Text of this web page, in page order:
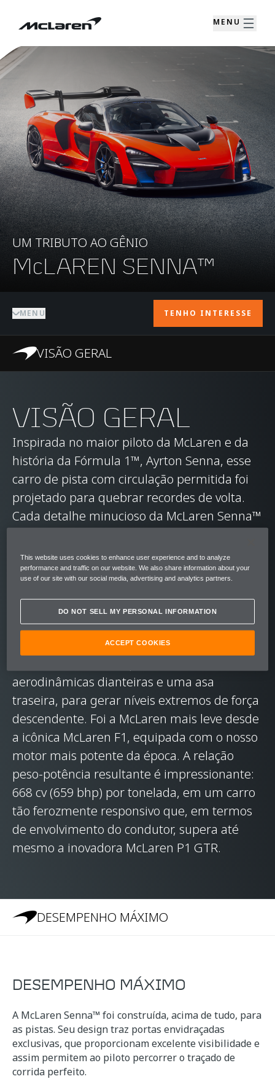
MENU
UM TRIBUTO AO GÊNIO
McLAREN SENNA™
MENU TENHO INTERESSE
VISÃO GERAL
VISÃO GERAL
Inspirada no maior piloto da McLaren e da
história da Fórmula 1™, Ayrton Senna, esse
carro de pista com circulação permitida foi
projetado para quebrar recordes de volta.
Cada detalhe minucioso da McLaren Senna™
condutor. Lançado no final de 2017, de
produção limitada e feito à mão, o carro
A McLaren Senna™ precisava fazer jus ao
nome. Nossa equipe desenvolveu uma
aerodinâmicas dianteiras e uma asa
traseira, para gerar níveis extremos de força
descendente. Foi a McLaren mais leve desde
a icônica McLaren F1, equipada com o nosso
motor mais potente da época. A relação
peso-potência resultante é impressionante:
668 cv (659 bhp) por tonelada, em um carro
tão ferozmente responsivo que, em termos
de envolvimento do condutor, supera até
mesmo a inovadora McLaren P1 GTR.
DESEMPENHO MÁXIMO
DESEMPENHO MÁXIMO
A McLaren Senna™ foi construída, acima de tudo, para
as pistas. Seu design traz portas envidraçadas
exclusivas, que proporcionam excelente visibilidade e
assim permitem ao piloto percorrer o traçado de
corrida perfeito.
This website uses cookies to enhance user experience and to analyze
performance and traffic on our website. We also share information about your
use of our site with our social media, advertising and analytics partners.
DO NOT SELL MY PERSONAL INFORMATION
ACCEPT COOKIES